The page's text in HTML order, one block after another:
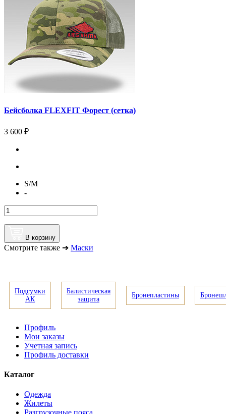
Бейсболка FLEXFIT Форест (сетка)
3 600 ₽
S/М
-
В корзину
Смотрите также ➔ Маски
Подсумки
АК
Балистическая
защита
Бронепластины
Профиль
Мои заказы
Учетная запись
Профиль доставки
Каталог
Одежда
Жилеты